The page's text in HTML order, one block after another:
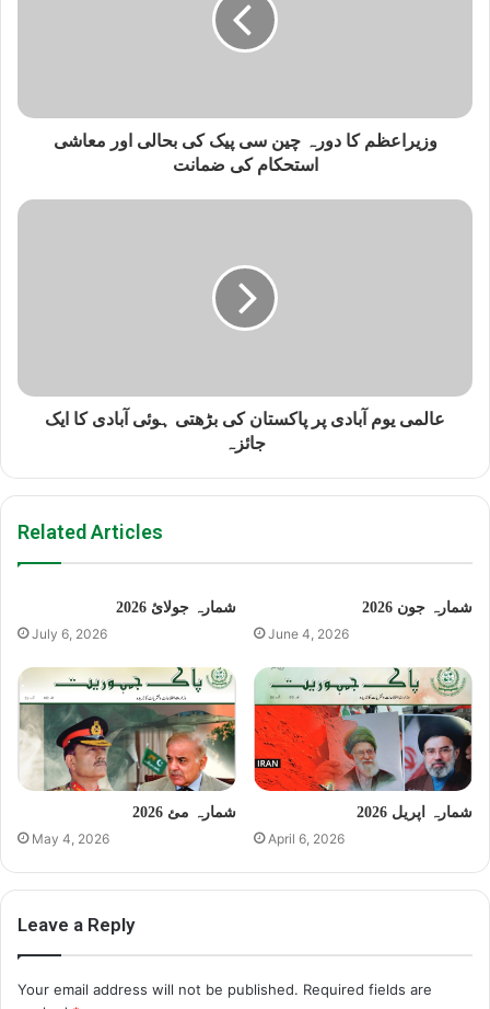
وزیراعظم کا دورہ چین سی پیک کی بحالی اور معاشی
استحکام کی ضمانت
عالمی یوم آبادی پر پاکستان کی بڑھتی ہوئی آبادی کا ایک
جائزہ
Related Articles
شمارہ جولائ 2026
July 6, 2026
شمارہ جون 2026
June 4, 2026
شمارہ مئ 2026
May 4, 2026
شمارہ اپریل 2026
April 6, 2026
Leave a Reply
Your email address will not be published. Required fields are